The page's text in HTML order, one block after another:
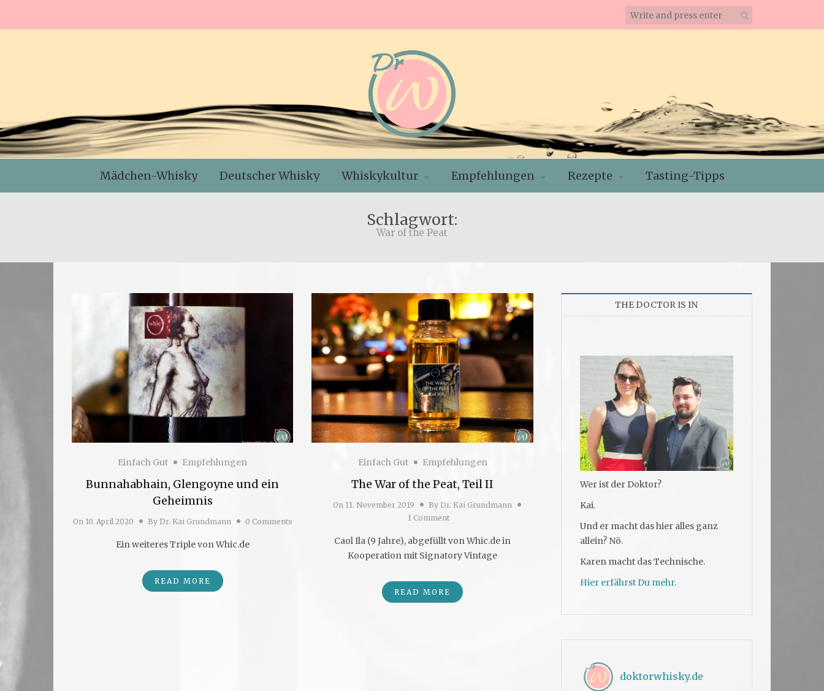
Mädchen-Whisky Deutscher Whisky Whiskykultur Empfehlungen Rezepte Tasting-Tipps
Schlagwort:
War of the Peat
Einfach Gut Empfehlungen
Bunnahabhain, Glengoyne und ein
Geheimnis
On 10. April 2020 By Dr. Kai Grundmann 0 Comments
Ein weiteres Triple von Whic.de
READ MORE
Einfach Gut Empfehlungen
The War of the Peat, Teil II
On 11. November 2019 By Dr. Kai Grundmann
1 Comment
Caol Ila (9 Jahre), abgefüllt von Whic.de in
Kooperation mit Signatory Vintage
READ MORE
THE DOCTOR IS IN
Wer ist der Doktor?
Kai.
Und er macht das hier alles ganz
allein? Nö.
Karen macht das Technische.
Hier erfährst Du mehr.
doktorwhisky.de